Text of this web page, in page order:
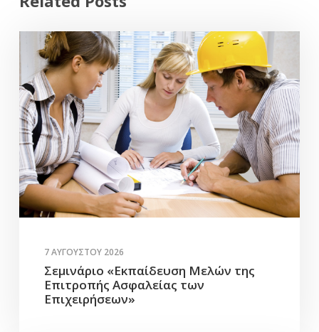
7 ΑΥΓΟΎΣΤΟΥ 2026
Σεμινάριο «Εκπαίδευση Μελών της
Επιτροπής Ασφαλείας των
Επιχειρήσεων»